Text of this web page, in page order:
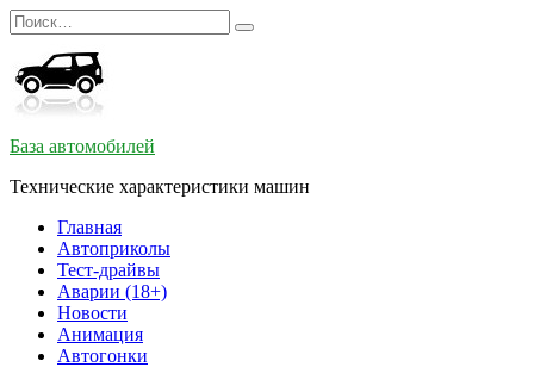
Перейти
к
содержанию
Search
for:
База автомобилей
Технические характеристики машин
Главная
Автоприколы
Тест-драйвы
Аварии (18+)
Новости
Анимация
Автогонки